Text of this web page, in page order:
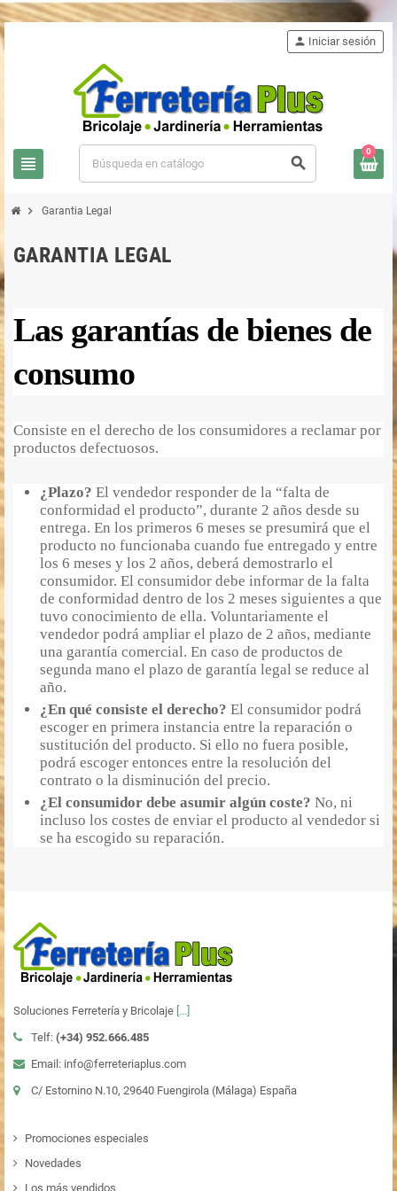
view_headline search
person Iniciar sesión
0
chevron_right Garantia Legal
GARANTIA LEGAL
Las garantías de bienes de
consumo
Consiste en el derecho de los consumidores a reclamar por
productos defectuosos.
¿Plazo? El vendedor responder de la “falta de
conformidad el producto”, durante 2 años desde su
entrega. En los primeros 6 meses se presumirá que el
producto no funcionaba cuando fue entregado y entre
los 6 meses y los 2 años, deberá demostrarlo el
consumidor. El consumidor debe informar de la falta
de conformidad dentro de los 2 meses siguientes a que
tuvo conocimiento de ella. Voluntariamente el
vendedor podrá ampliar el plazo de 2 años, mediante
una garantía comercial. En caso de productos de
segunda mano el plazo de garantía legal se reduce al
año.
¿En qué consiste el derecho? El consumidor podrá
escoger en primera instancia entre la reparación o
sustitución del producto. Si ello no fuera posible,
podrá escoger entonces entre la resolución del
contrato o la disminución del precio.
¿El consumidor debe asumir algún coste? No, ni
incluso los costes de enviar el producto al vendedor si
se ha escogido su reparación.
Soluciones Ferretería y Bricolaje [...]
Telf: (+34) 952.666.485
Email: info@ferreteriaplus.com
C/ Estornino N.10, 29640 Fuengirola (Málaga) España
Promociones especiales
Novedades
Los más vendidos